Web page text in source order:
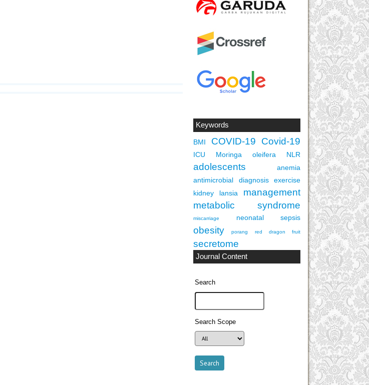
Keywords
BMI COVID-19 Covid-19
ICU Moringa oleifera NLR
adolescents
anemia
antimicrobial
diagnosis
exercise
kidney
lansia
management
metabolic syndrome
miscarriage neonatal sepsis
obesity porang red dragon fruit
secretome
Journal Content
Search
Search Scope